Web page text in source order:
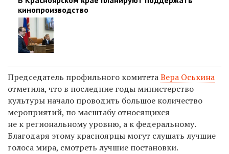
кинопроизводство
Председатель профильного комитетаВера Оськина
отметила, что в последние годы министерство
культуры начало проводить большое количество
мероприятий, по масштабу относящихся
не к региональному уровню, а к федеральному.
Благодаря этому красноярцы могут слушать лучшие
голоса мира, смотреть лучшие постановки.